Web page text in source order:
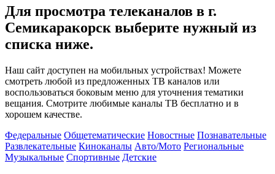
Для просмотра телеканалов в г.
Семикаракорск выберите нужный из
списка ниже.
Наш сайт доступен на мобильных устройствах! Можете
смотреть любой из предложенных ТВ каналов или
воспользоваться боковым меню для уточнения тематики
вещания. Смотрите любимые каналы ТВ бесплатно и в
хорошем качестве.
Федеральные Общетематические Новостные Познавательные
Развлекательные Киноканалы Авто/Мото Региональные
Музыкальные Спортивные Детские